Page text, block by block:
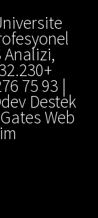
Analizi,
75 93 |
Destek
Web